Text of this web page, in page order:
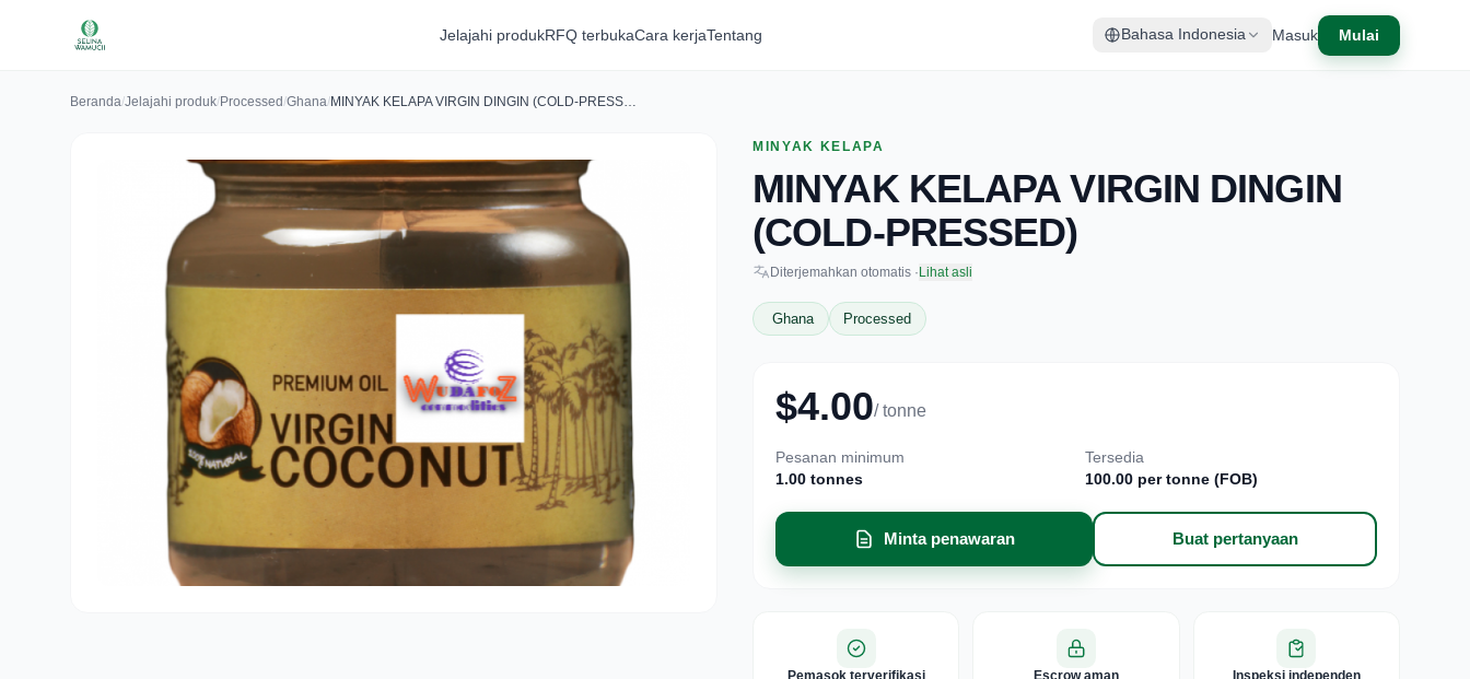
Jelajahi produkRFQ terbukaCara kerjaTentang Bahasa Indonesia Masuk Mulai
Beranda/Jelajahi produk/Processed/Ghana/ MINYAK KELAPA VIRGIN DINGIN (COLD-PRESSED)
MINYAK KELAPA
MINYAK KELAPA VIRGIN DINGIN
(COLD-PRESSED)
Diterjemahkan otomatis · Lihat asli
Ghana Processed
$4.00/ tonne
Pesanan minimum
1.00 tonnes
Tersedia
100.00 per tonne (FOB)
Minta penawaran Buat pertanyaan
Pemasok terverifikasi Escrow aman Inspeksi independen